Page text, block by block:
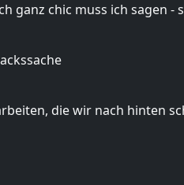
ganz chic muss ich sagen -
die wir nach hinten